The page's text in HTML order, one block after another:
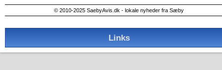
© 2010-2025 SaebyAvis.dk - lokale nyheder fra Sæby
Links